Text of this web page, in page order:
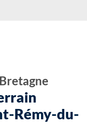
Rémy-du-